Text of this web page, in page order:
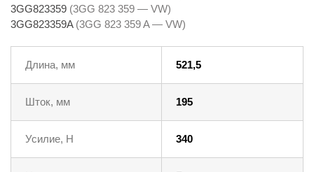
3GG823359 (3GG 823 359 — VW)
3GG823359A (3GG 823 359 A — VW)
Длина, мм 521,5
Шток, мм 195
Усилие, Н 340